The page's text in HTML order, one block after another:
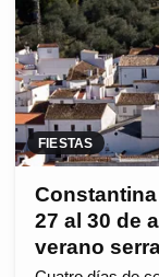
FIESTAS
27 al 30 de
verano